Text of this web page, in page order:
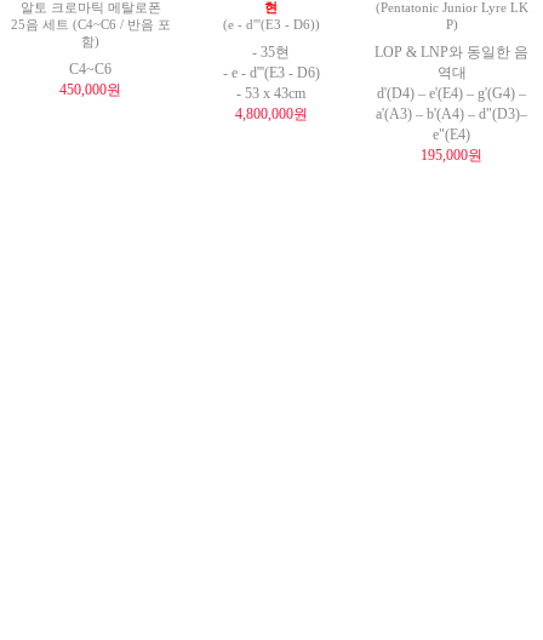
알토 크로마틱 메탈로폰
25음 세트 (C4~C6 / 반음 포
함)
C4~C6
450,000원
현
(e - d'''(E3 - D6))
- 35현
- e - d'''(E3 - D6)
- 53 x 43cm
4,800,000원
(Pentatonic Junior Lyre LK
P)
LOP & LNP와 동일한 음
역대
d'(D4) – e'(E4) – g'(G4) –
a'(A3) – b'(A4) – d"(D3)–
e"(E4)
195,000원